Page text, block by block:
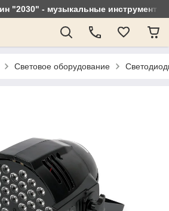
"2030" - музыкальные
Световое оборудование